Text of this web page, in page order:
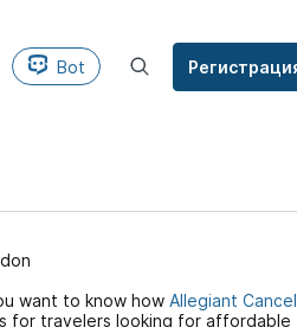
Bot
want to know how Allegiant
for travelers looking for affordable